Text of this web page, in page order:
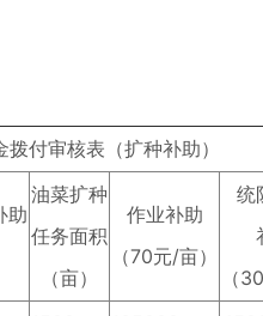
付审核表（扩种补助）
助
油菜扩种
任务面积
（亩）
作业补助
（70元/亩）
统
（